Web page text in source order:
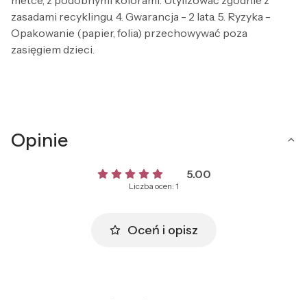
zasadami recyklingu. 4. Gwarancja - 2 lata. 5. Ryzyka -
Opakowanie (papier, folia) przechowywać poza
zasięgiem dzieci.
Opinie
5.00
Liczba ocen: 1
Oceń i opisz